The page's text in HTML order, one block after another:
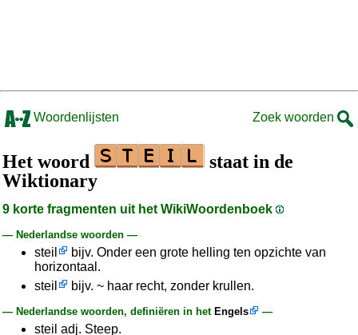
Woordenlijsten Zoek woorden
Het woord
staat in de
Wiktionary
9 korte fragmenten uit het WikiWoordenboek
— Nederlandse woorden —
steil
bijv. Onder een grote helling ten opzichte van
horizontaal.
steil
bijv. ~ haar recht, zonder krullen.
— Nederlandse woorden, definiëren in het Engels —
steil adj. Steep.